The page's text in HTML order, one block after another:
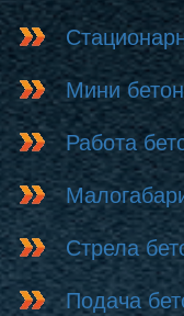
Мини
Работа
Стрела
Подача